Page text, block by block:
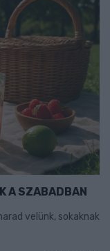
A SZABADBAN
velünk, sokaknak